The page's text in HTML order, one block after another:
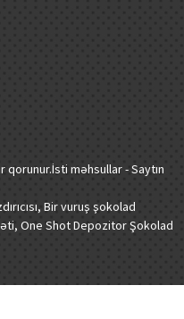
qorunur.İsti məhsullar-Saytın
, Bir vuruş şokolad
, One Shot Depozitor Şokolad